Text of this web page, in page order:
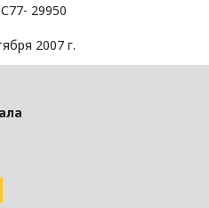
29950
2007 г.